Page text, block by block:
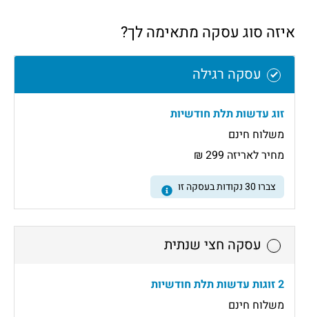
איזה סוג עסקה מתאימה לך?
עסקה רגילה
זוג עדשות תלת חודשיות
משלוח חינם
מחיר לאריזה 299 ₪
צברו30נקודות בעסקה זו
עסקה חצי שנתית
2 זוגות עדשות תלת חודשיות
משלוח חינם